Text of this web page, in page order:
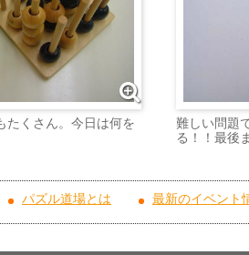
たくさん。今日は何を
難しい問題
る！！最後
パズル道場とは 最新のイベント